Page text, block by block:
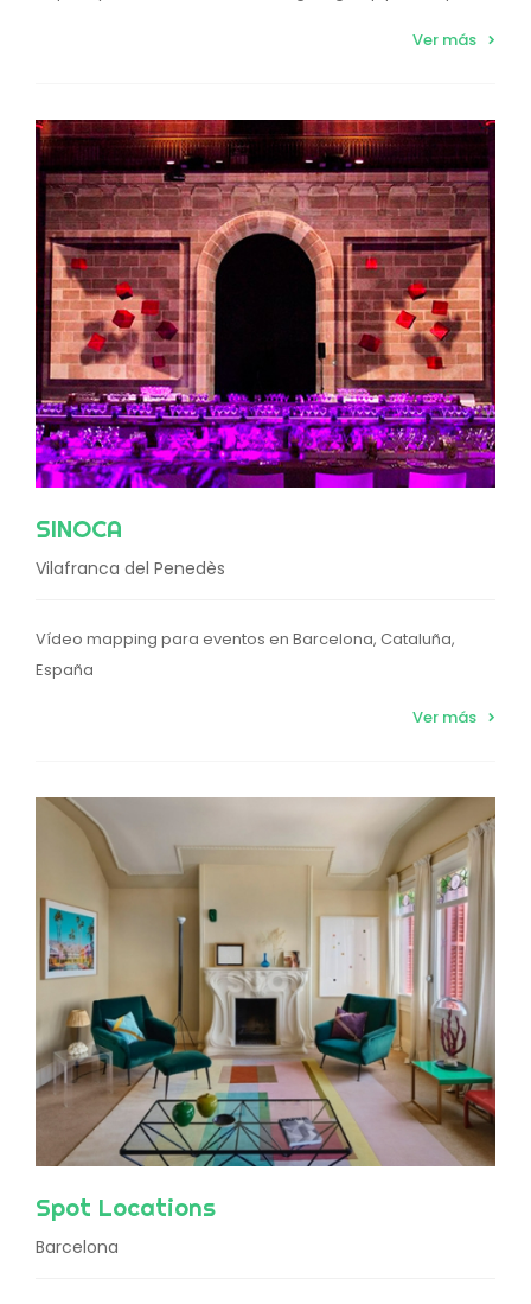
Ver más
SINOCA
Vilafranca del Penedès
Vídeo mapping para eventos en Barcelona, Cataluña,
España
Ver más
Spot Locations
Barcelona